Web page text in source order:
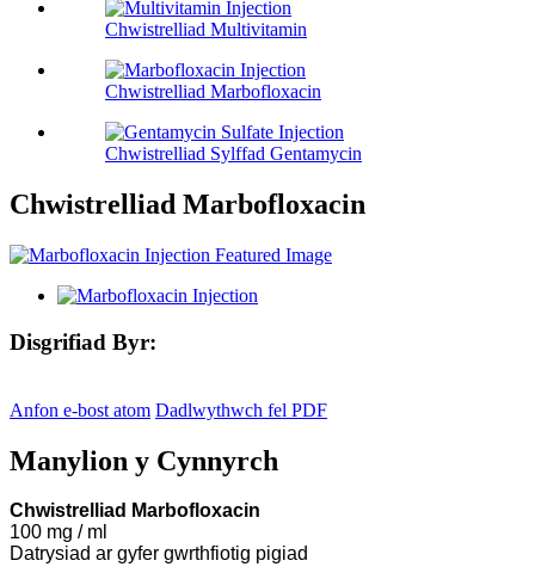
Chwistrelliad Multivitamin
Chwistrelliad Marbofloxacin
Chwistrelliad Sylffad Gentamycin
Chwistrelliad Marbofloxacin
Disgrifiad Byr:
Anfon e-bost atom Dadlwythwch fel PDF
Manylion y Cynnyrch
Chwistrelliad Marbofloxacin
100 mg / ml
Datrysiad ar gyfer gwrthfiotig pigiad